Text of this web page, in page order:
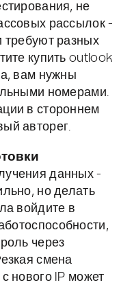
не
рассылок -
требуют разных
купить outlook
вам нужны
номерами.
в стороннем
авторег.
данных -
но делать
войдите в
через
смена
нового IP может